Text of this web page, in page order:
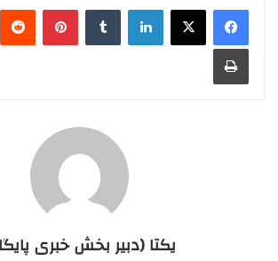
لینکدین ‫تامبلر ‫پین‌ترست
چاپ
یکتا (دبیر بخش خبری